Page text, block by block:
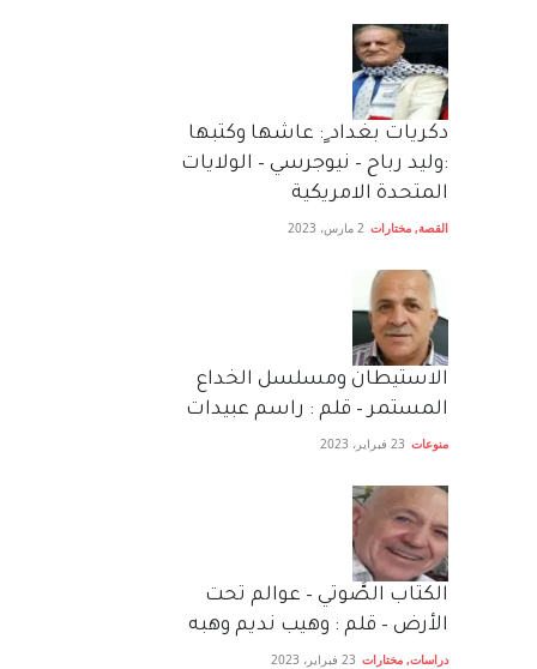
دكريات بغداد ٍ: عاشها وكتبها
:وليد رباح – نيوجرسي – الولايات
المتحدة الامريكية
القصة, مختارات 2 مارس، 2023
الاستيطان ومسلسل الخداع
المستمر – قلم : راسم عبيدات
منوعات 23 فبراير، 2023
الكتاب الصَّوتي – عوالم تحت
الأرض – قلم : وهيب نديم وهبه
دراسات, مختارات 23 فبراير، 2023